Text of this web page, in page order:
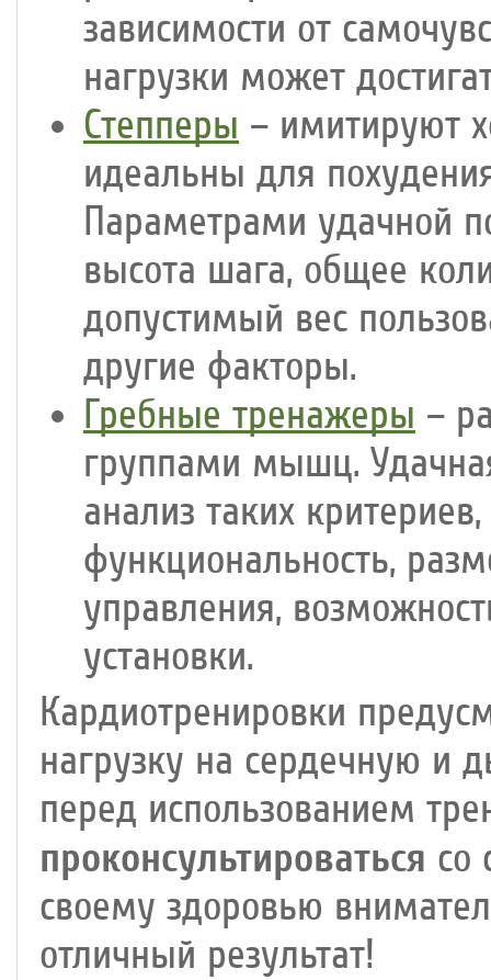
зависимости от
нагрузки может
Степперы – имитируют
идеальны для
Параметрами удачной
высота шага, общее
допустимый вес
другие факторы.
Гребные тренажеры –
группами мышц.
анализ таких
функциональность,
управления,
установки.
Кардиотренировки
нагрузку на сердечную и
перед использованием
проконсультироваться со
своему здоровью
отличный результат!